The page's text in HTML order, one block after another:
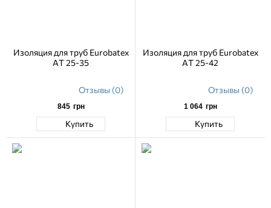
Изоляция для труб Eurobatex
AT 25-35
Отзывы (0)
845 грн
Купить
Изоляция для труб Eurobatex
AT 25-42
Отзывы (0)
1 064 грн
Купить